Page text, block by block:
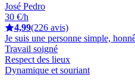
José Pedro
30 €/h
4,99(226 avis)
Je suis une personne simple,
Travail soigné
Respect des lieux
Dynamique et souriant